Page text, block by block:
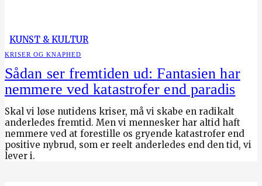
KUNST & KULTUR
KRISER OG KNAPHED
Sådan ser fremtiden ud: Fantasien har
nemmere ved katastrofer end paradis
Skal vi løse nutidens kriser, må vi skabe en radikalt
anderledes fremtid. Men vi mennesker har altid haft
nemmere ved at forestille os gryende katastrofer end
positive nybrud, som er reelt anderledes end den tid, vi
lever i.